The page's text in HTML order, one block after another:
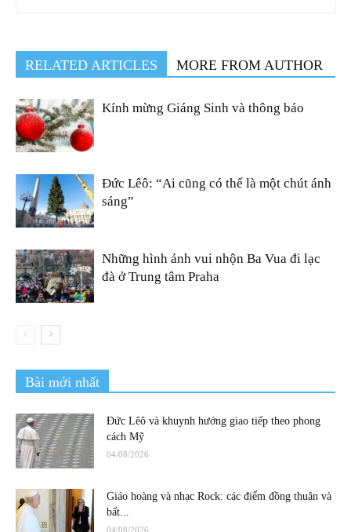
RELATED ARTICLES MORE FROM AUTHOR
Kính mừng Giáng Sinh và thông báo
Đức Lêô: “Ai cũng có thể là một chút ánh
sáng”
Những hình ảnh vui nhộn Ba Vua đi lạc
đà ở Trung tâm Praha
Bài mới nhất
Đức Lêô và khuynh hướng giao tiếp theo phong
cách Mỹ
04/08/2026
Giáo hoàng và nhạc Rock: các điểm đồng thuận và
bất...
04/08/2026